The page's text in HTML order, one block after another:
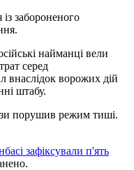
забороненого
найманці вели
серед
внаслідок ворожих дій
штабу.
порушив режим тиші.
зафіксували п'ять